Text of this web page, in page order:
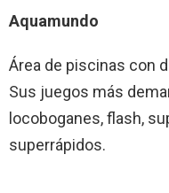
Aquamundo
Área de piscinas con
Sus juegos más
locoboganes, flash,
superrápidos.